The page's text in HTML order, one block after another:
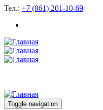
Тел.: +7 (861) 201-10-69
Toggle navigation